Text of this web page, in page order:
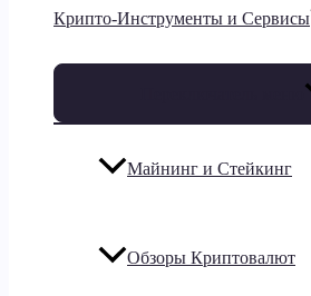
Крипто-Инструменты и Сервисы
Майнинг и Стейкинг
Обзоры Криптовалют